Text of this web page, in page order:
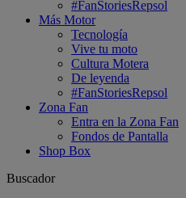
#FanStoriesRepsol
Más Motor
Tecnología
Vive tu moto
Cultura Motera
De leyenda
#FanStoriesRepsol
Zona Fan
Entra en la Zona Fan
Fondos de Pantalla
Shop Box
Buscador